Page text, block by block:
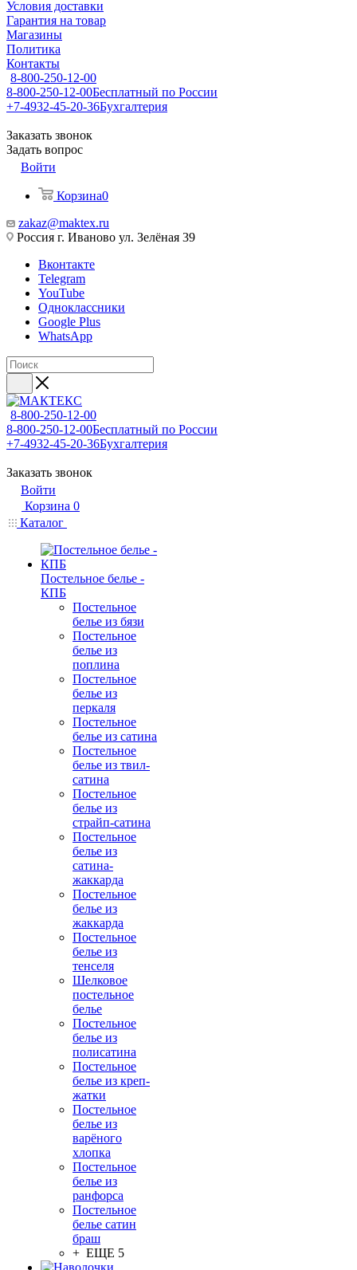
Условия доставки
Гарантия на товар
Магазины
Политика
Контакты
8-800-250-12-00
8-800-250-12-00Бесплатный по России
+7-4932-45-20-36Бухгалтерия
Заказать звонок
Задать вопрос
Войти
Корзина0
zakaz@maktex.ru
Россия г. Иваново ул. Зелёная 39
Вконтакте
Telegram
YouTube
Одноклассники
Google Plus
WhatsApp
8-800-250-12-00
8-800-250-12-00Бесплатный по России
+7-4932-45-20-36Бухгалтерия
Заказать звонок
Войти
Корзина 0
Каталог
Постельное белье -
КПБ
Постельное
белье из бязи
Постельное
белье из
поплина
Постельное
белье из
перкаля
Постельное
белье из сатина
Постельное
белье из твил-
сатина
Постельное
белье из
страйп-сатина
Постельное
белье из
сатина-
жаккарда
Постельное
белье из
жаккарда
Постельное
белье из
тенселя
Шелковое
постельное
белье
Постельное
белье из
полисатина
Постельное
белье из креп-
жатки
Постельное
белье из
варёного
хлопка
Постельное
белье из
ранфорса
Постельное
белье сатин
браш
+ ЕЩЕ 5